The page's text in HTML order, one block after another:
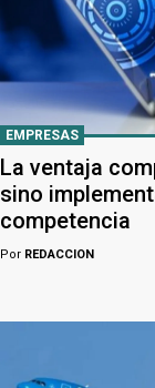
EMPRESAS
La ventaja
sino
competencia
Por REDACCION